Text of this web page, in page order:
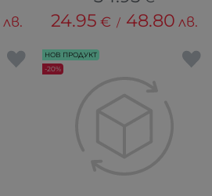
лв. 24.95 € / 48.80 лв.
НОВ ПРОДУКТ
-20%